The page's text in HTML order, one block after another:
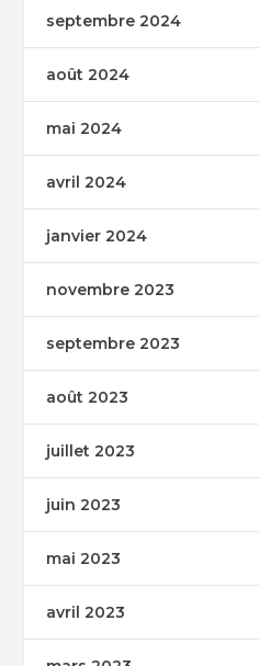
septembre 2024
août 2024
mai 2024
avril 2024
janvier 2024
novembre 2023
septembre 2023
août 2023
juillet 2023
juin 2023
mai 2023
avril 2023